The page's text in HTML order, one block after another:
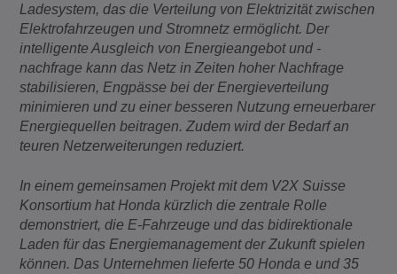
Ladesystem, das die Verteilung von Elektrizität zwischen
Elektrofahrzeugen und Stromnetz ermöglicht. Der
intelligente Ausgleich von Energieangebot und -
nachfrage kann das Netz in Zeiten hoher Nachfrage
stabilisieren, Engpässe bei der Energieverteilung
minimieren und zu einer besseren Nutzung erneuerbarer
Energiequellen beitragen. Zudem wird der Bedarf an
teuren Netzerweiterungen reduziert.
In einem gemeinsamen Projekt mit dem V2X Suisse
Konsortium hat Honda kürzlich die zentrale Rolle
demonstriert, die E-Fahrzeuge und das bidirektionale
Laden für das Energiemanagement der Zukunft spielen
können. Das Unternehmen lieferte 50 Honda e und 35